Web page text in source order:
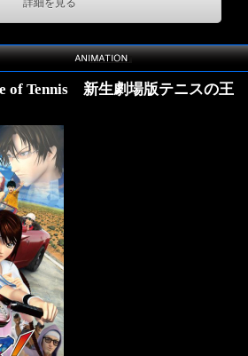
詳細を見る
of Tennis 新生劇場版テニスの王